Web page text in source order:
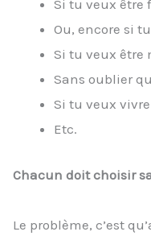
Si tu veux être
Ou, encore si
Si tu veux être
Sans oublier
Si tu veux
Etc.
Chacun doit choisir
Le problème, c’est